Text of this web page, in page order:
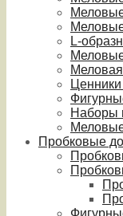
L-
Наборы
Пробковые